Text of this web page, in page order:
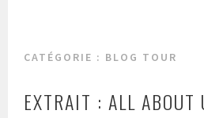
CATÉGORIE : BLOG TOUR
EXTRAIT : ALL ABOUT